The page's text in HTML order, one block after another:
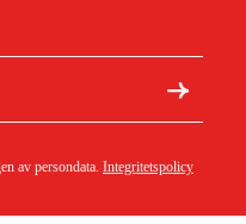
av persondata. Integritetspolicy